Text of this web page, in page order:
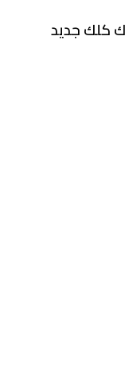
جديد